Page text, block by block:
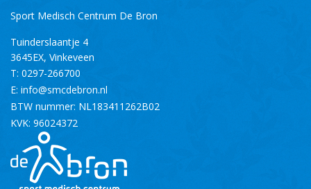
Sport Medisch Centrum De Bron
Tuinderslaantje 4
3645EX, Vinkeveen
T: 0297-266700
E: info@smcdebron.nl
BTW nummer: NL183411262B02
KVK: 96024372